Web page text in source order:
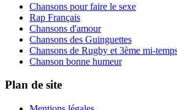
Chansons pour faire le sexe
Rap Français
Chansons d'amour
Chansons des Guinguettes
Chansons de Rugby et 3ème mi-
Chanson bonne humeur
Plan de site